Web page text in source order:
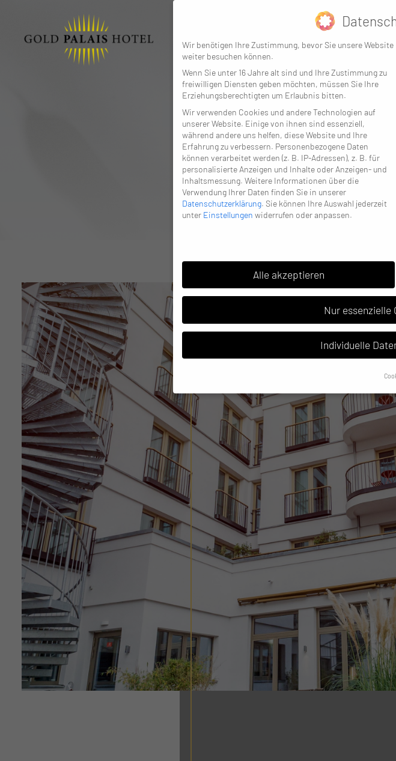
Wir benötigen Ihre Zustimmung, bevor Sie unsere Website
weiter besuchen können.
Wenn Sie unter 16 Jahre alt sind und Ihre Zustimmung zu
freiwilligen Diensten geben möchten, müssen Sie Ihre
Erziehungsberechtigten um Erlaubnis bitten.
Wir verwenden Cookies und andere Technologien auf
unserer Website. Einige von ihnen sind essenziell,
während andere uns helfen, diese Website und Ihre
Erfahrung zu verbessern. Personenbezogene Daten
können verarbeitet werden (z. B. IP-Adressen), z. B. für
personalisierte Anzeigen und Inhalte oder Anzeigen- und
Inhaltsmessung. Weitere Informationen über die
Verwendung Ihrer Daten finden Sie in unserer
Datenschutzerklärung. Sie können Ihre Auswahl jederzeit
unter Einstellungen widerrufen oder anpassen.
Alle akzeptieren
Nur essenzielle
Individuelle
Wenn Sie unter 16 Jahre alt sind und Ihre Zustimmung zu
Erziehungsberechtigten um Erlaubnis bitten.
Wir verwenden Cookies und andere Technologien auf
uns helfen, diese Website und Ihre Erfahrung zu
Adressen), z. B. für personalisierte Anzeigen und Inhalte
die Verwendung Ihrer Daten finden Sie in unserer
Hier finden Sie eine Übersicht über alle verwendeten
oder sich weitere Informationen anzeigen lassen und so
Alle akzeptieren Speichern Nur
Datenschutzeinstellungen
Essenziell (1)
Essenzielle Cookies ermöglichen grundlegende Funktionen
Cookie-
Statistiken (1)
Statistik Cookies erfassen Informationen anonym. Diese
nutzen.
Cookie-
Inhalte von Videoplattformen und Social-Media-Plattformen